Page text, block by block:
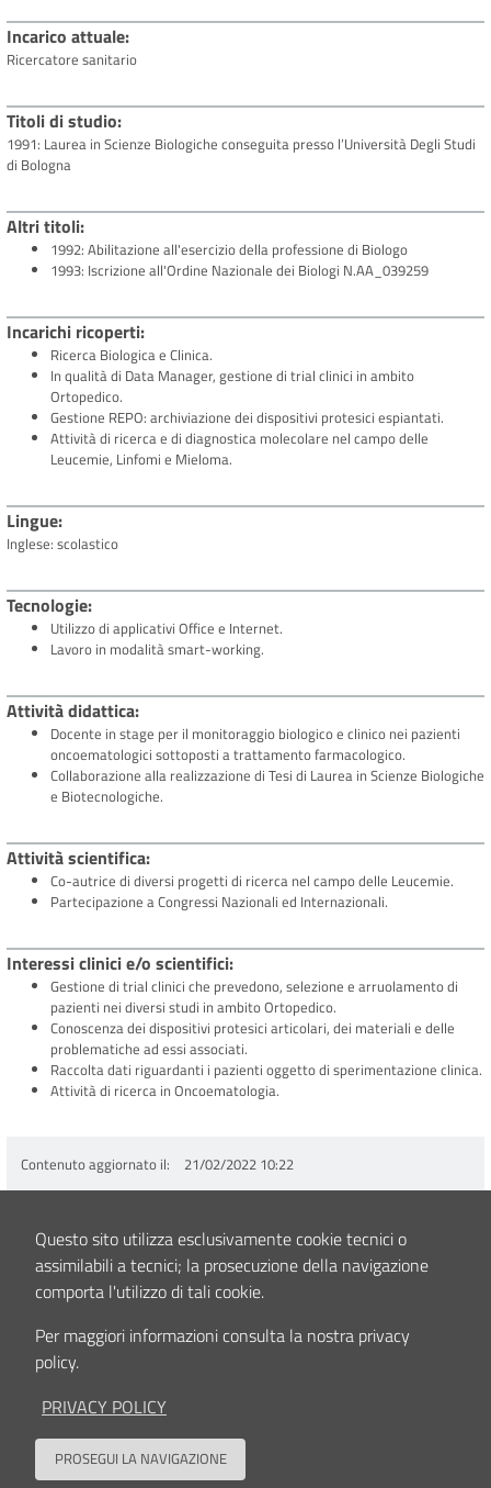
Incarico attuale
Ricercatore sanitario
Titoli di studio
1991: Laurea in Scienze Biologiche conseguita presso l’Università Degli Studi
di Bologna
Altri titoli
1992: Abilitazione all'esercizio della professione di Biologo
1993: Iscrizione all'Ordine Nazionale dei Biologi N.AA_039259
Incarichi ricoperti
Ricerca Biologica e Clinica.
In qualità di Data Manager, gestione di trial clinici in ambito
Ortopedico.
Gestione REPO: archiviazione dei dispositivi protesici espiantati.
Attività di ricerca e di diagnostica molecolare nel campo delle
Leucemie, Linfomi e Mieloma.
Lingue
Inglese: scolastico
Tecnologie
Utilizzo di applicativi Office e Internet.
Lavoro in modalità smart-working.
Attività didattica
Docente in stage per il monitoraggio biologico e clinico nei pazienti
oncoematologici sottoposti a trattamento farmacologico.
Collaborazione alla realizzazione di Tesi di Laurea in Scienze Biologiche
e Biotecnologiche.
Attività scientifica
Co-autrice di diversi progetti di ricerca nel campo delle Leucemie.
Partecipazione a Congressi Nazionali ed Internazionali.
Interessi clinici e/o scientifici
Gestione di trial clinici che prevedono, selezione e arruolamento di
pazienti nei diversi studi in ambito Ortopedico.
Conoscenza dei dispositivi protesici articolari, dei materiali e delle
problematiche ad essi associati.
Raccolta dati riguardanti i pazienti oggetto di sperimentazione clinica.
Attività di ricerca in Oncoematologia.
Contenuto aggiornato il 21/02/2022 10:22
Contatti Privacy policy
Barbiano, 1/10 - 40136 Bologna
Ospedale: via G.C.Pupilli, 1 - 40136 Bologna - Codice fiscale e Partita IVA n. 00302030374
Questo sito utilizza esclusivamente cookie tecnici o
assimilabili a tecnici; la prosecuzione della navigazione
comporta l'utilizzo di tali cookie.
Per maggiori informazioni consulta la nostra privacy
policy.
PRIVACY POLICY
PROSEGUI LA NAVIGAZIONE